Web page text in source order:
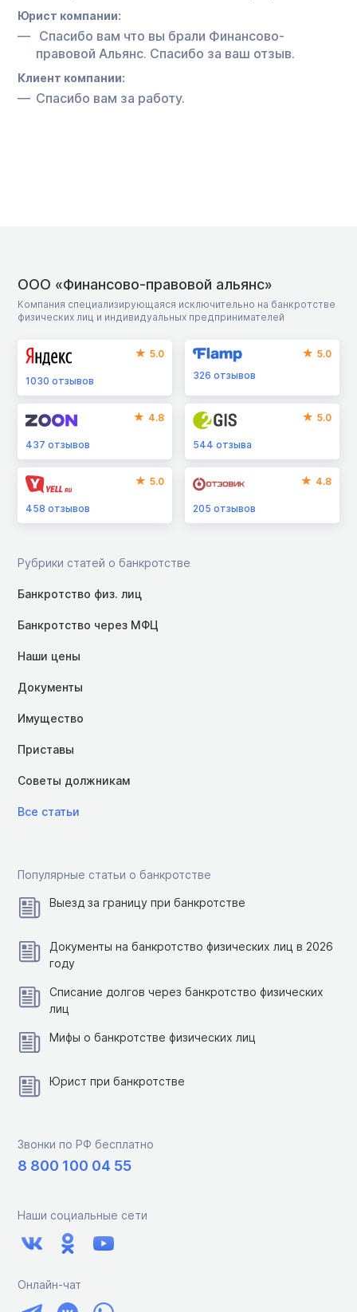
Юрист компании:
Спасибо вам что вы брали Финансово-
правовой Альянс. Спасибо за ваш отзыв.
Клиент компании:
Спасибо вам за работу.
ООО «Финансово-правовой альянс»
Компания специализирующаяся исключительно на банкротстве
физических лиц и индивидуальных предпринимателей
5.0
1030 отзывов
5.0
326отзывов
4.8
437 отзывов
5.0
544отзыва
5.0
458 отзывов
4.8
205отзывов
Рубрики статей о банкротстве
Банкротство физ. лиц
Банкротство через МФЦ
Наши цены
Документы
Имущество
Приставы
Советы должникам
Все статьи
Популярные статьи о банкротстве
Выезд за границу при банкротстве
Документы на банкротство физических лиц в 2026
году
Списание долгов через банкротство физических
лиц
Мифы о банкротстве физических лиц
Юрист при банкротстве
Звонки по РФ бесплатно
8 800 100 04 55
Наши социальные сети
Онлайн-чат